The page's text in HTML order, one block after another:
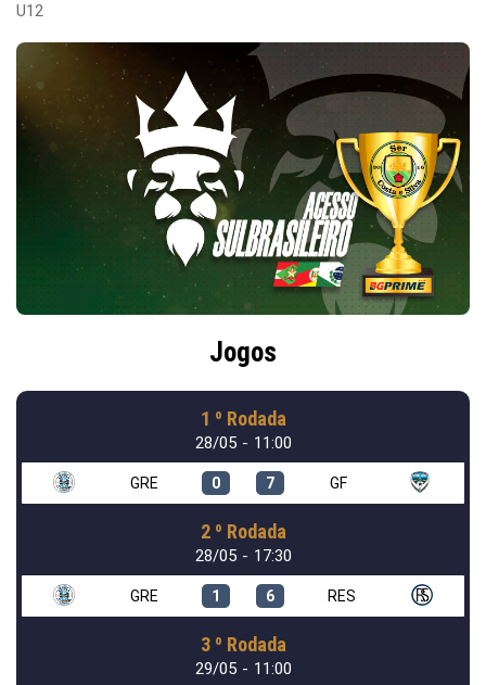
U12
Jogos
1 º Rodada
28/05 - 11:00
GRE 0 7 GF
2 º Rodada
28/05 - 17:30
GRE 1 6 RES
3 º Rodada
29/05 - 11:00